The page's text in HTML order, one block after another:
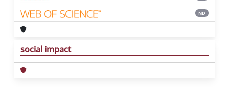
ND
social impact